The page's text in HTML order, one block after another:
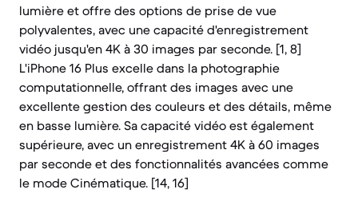
lumière et offre des options de prise de vue
polyvalentes, avec une capacité d'enregistrement
vidéo jusqu'en 4K à 30 images par seconde. [1, 8]
L'iPhone 16 Plus excelle dans la photographie
computationnelle, offrant des images avec une
excellente gestion des couleurs et des détails, même
en basse lumière. Sa capacité vidéo est également
supérieure, avec un enregistrement 4K à 60 images
par seconde et des fonctionnalités avancées comme
le mode Cinématique. [14, 16]